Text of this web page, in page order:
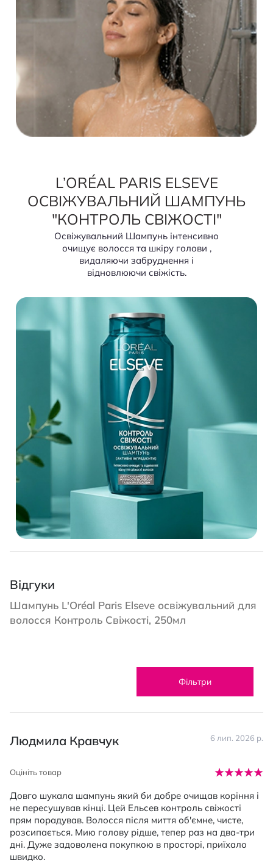
L’ORÉAL PARIS ELSEVE
ОСВІЖУВАЛЬНИЙ ШАМПУНЬ
"КОНТРОЛЬ СВІЖОСТІ"
Освіжувальний Шампунь інтенсивно
очищує волосся та шкіру голови ,
видаляючи забруднення і
відновлюючи свіжість.
Відгуки
Шампунь L'Oréal Paris Elseve освіжувальний для
волосся Контроль Свіжості, 250мл
Фільтри
Людмила Кравчук 6 лип. 2026 р.
Оцініть товар
Довго шукала шампунь який би добре очищав коріння і
не пересушував кінці. Цей Ельсев контроль свіжості
прям порадував. Волосся після миття об'ємне, чисте,
розсипається. Мию голову рідше, тепер раз на два-три
дні. Дуже задоволена покупкою в просторі, приїхало
швидко.